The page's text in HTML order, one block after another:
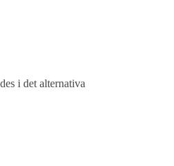
i det alternativa